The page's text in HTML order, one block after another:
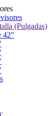
(Pulgadas)
42"